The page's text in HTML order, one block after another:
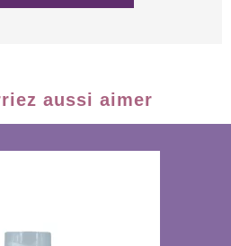
aussi aimer